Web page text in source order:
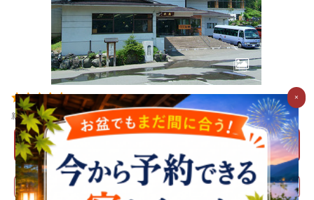
4.8 クチコミ数 :45 件
新潟県南魚沼郡湯沢町湯沢湯元 地図
割引クーポンをチェック
×